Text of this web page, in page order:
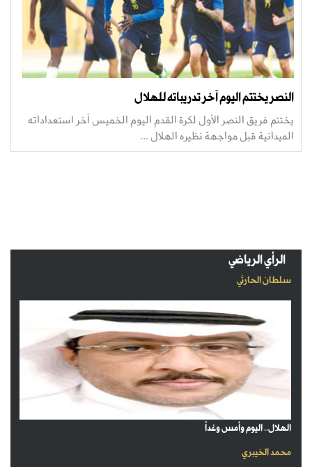
النصر يختتم اليوم آخر تدريباته للهلال
يختتم فريق النصر الأول لكرة القدم اليوم الخميس آخر استعداداته
الميدانية قبل مواجهة نظيره الهلال ...
الرأي الرياضي
سلطان الحارثي
الهلال.. اليوم وأمس وغداً
محمد الخيبري